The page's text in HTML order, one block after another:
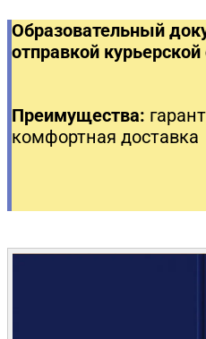
Образовательный
отправкой
Преимущества:
комфортная доставка